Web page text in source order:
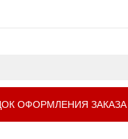
ОФОРМЛЕНИЯ ЗАКАЗА